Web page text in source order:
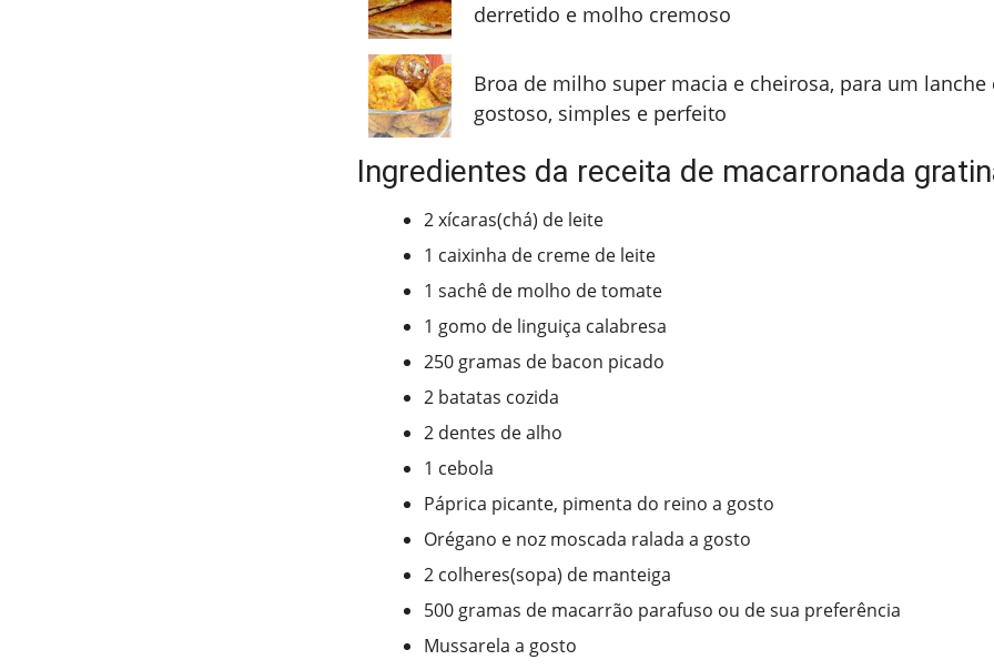
derretido e molho cremoso
Broa de milho super macia e cheirosa, para um lanche
gostoso, simples e perfeito
Ingredientes da receita de macarronada
2 xícaras(chá) de leite
1 caixinha de creme de leite
1 sachê de molho de tomate
1 gomo de linguiça calabresa
250 gramas de bacon picado
2 batatas cozida
2 dentes de alho
1 cebola
Páprica picante, pimenta do reino a gosto
Orégano e noz moscada ralada a gosto
2 colheres(sopa) de manteiga
500 gramas de macarrão parafuso ou de sua preferência
Mussarela a gosto